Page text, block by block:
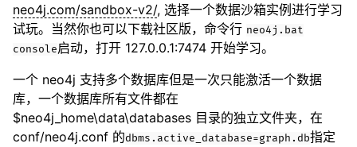
neo4j.com/sandbox-v2/, 选择一个数据沙箱实例进行学习
试玩。当然你也可以下载社区版，命令行 neo4j.bat
console启动，打开 127.0.0.1:7474 开始学习。
一个 neo4j 支持多个数据库但是一次只能激活一个数据
库，一个数据库所有文件都在
$neo4j_home\data\databases 目录的独立文件夹，在
conf/neo4j.conf 的dbms.active_database=graph.db指定